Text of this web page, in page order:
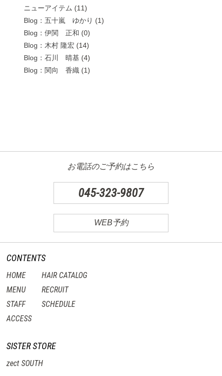
ニューアイテム (11)
Blog：五十嵐 ゆかり (1)
Blog：伊関 正和 (0)
Blog：木村 隆宏(14)
Blog：石川 晴基(4)
Blog：関向 香織(1)
お電話のご予約はこちら
045-323-9807
WEB予約
CONTENTS
HOME
MENU
STAFF
ACCESS
HAIR CATALOG
RECRUIT
SCHEDULE
SISTER STORE
zect SOUTH